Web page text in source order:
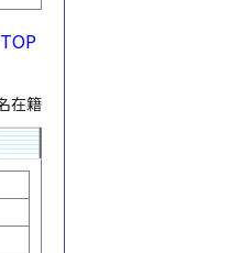
TOP
在籍